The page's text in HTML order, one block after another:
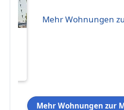
Mehr Wohnungen
Mehr Wohnungen zur